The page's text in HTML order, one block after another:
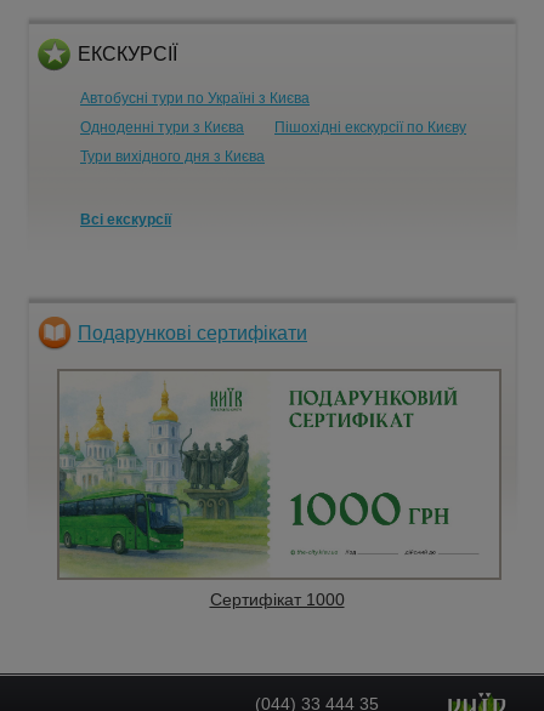
ЕКСКУРСІЇ
Автобусні тури по Україні з Києва
Одноденні тури з Києва
Пішохідні екскурсії по Києву
Тури вихідного дня з Києва
Всі екскурсії
Подарункові сертифікати
Сертифікат 1000
(044) 33 444 35